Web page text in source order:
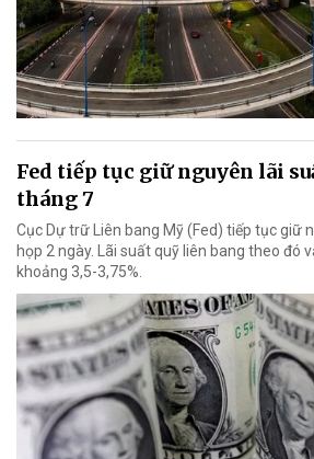
Fed tiếp tục giữ nguyên lãi
tháng 7
Cục Dự trữ Liên bang Mỹ (Fed) tiếp tục giữ
họp 2 ngày. Lãi suất quỹ liên bang theo đó
khoảng 3,5-3,75%.